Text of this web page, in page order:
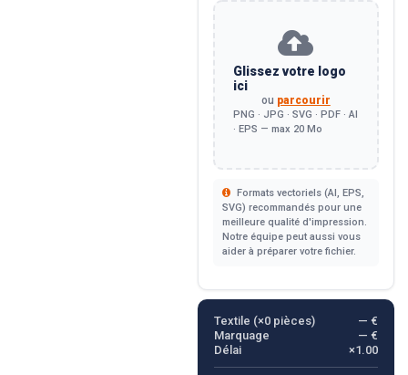
Glissez votre logo
ici
ou parcourir
PNG · JPG · SVG · PDF · AI
· EPS — max 20 Mo
Formats vectoriels (AI, EPS,
SVG) recommandés pour une
meilleure qualité d'impression.
Notre équipe peut aussi vous
aider à préparer votre fichier.
Textile (×0pièces)
— €
Marquage
— €
Délai
×1.00